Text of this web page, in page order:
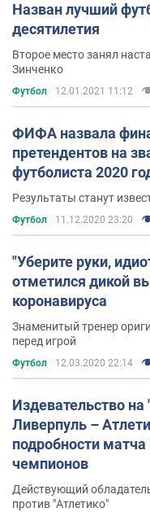
Назван лучший
десятилетия
Второе место занял
Зинченко
Футбол 12.01.2021 11:12
ФИФА назвала
претендентов на
футболиста 2020
Результаты станут
Футбол 11.12.2020 23:20
"Уберите руки,
отметился дикой
коронавируса
Знаменитый тренер
перед игрой
Футбол 12.03.2020 22:14
Издевательство
Ливерпуль –
подробности
чемпионов
Действующий
против "Атлетико"